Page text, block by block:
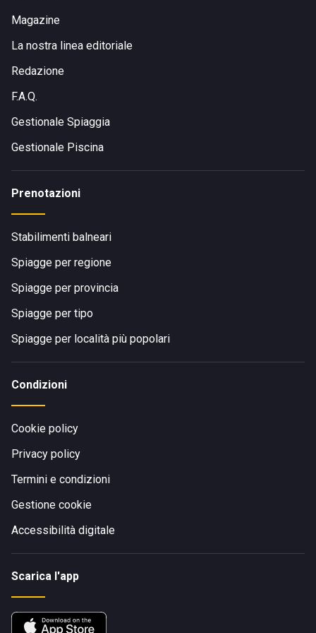
L'aeroporto di Pescara
Falconaraè a circa un'ora e mezza di auto.
Magazine
La nostra linea editoriale
Redazione
F.A.Q.
Gestionale Spiaggia
Gestionale Piscina
Prenotazioni
Stabilimenti balneari
Spiagge per regione
Spiagge per provincia
Spiagge per tipo
Spiagge per località più popolari
Condizioni
Cookie policy
Privacy policy
Termini e condizioni
Gestione cookie
Accessibilità digitale
Scarica l'app